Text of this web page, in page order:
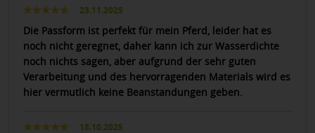
23.11.2025
Die Passform ist perfekt für mein Pferd, leider hat es
noch nicht geregnet, daher kann ich zur Wasserdichte
noch nichts sagen, aber aufgrund der sehr guten
Verarbeitung und des hervorragenden Materials wird es
hier vermutlich keine Beanstandungen geben.
18.10.2025